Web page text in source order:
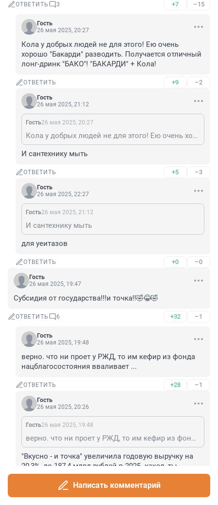
ОТВЕТИТЬ 3 +7 –15
Гость
26 мая 2025, 20:27
Кола у добрых людей не для этого! Ею очень
хорошо "Бакарди" разводить. Получается отличный
лонг-дринк "БАКО"! "БАКАРДИ" + Кола!
ОТВЕТИТЬ +9 –2
Гость
26 мая 2025, 21:12
Гость26 мая 2025, 20:27
Кола у добрых людей не для этого! Ею очень хорошо "Бакарди" разводить. Получается отличный лонг-дринк "БАКО"! "БАКАРДИ" + Кола!
И сантехнику мыть
ОТВЕТИТЬ +5 –3
Гость
26 мая 2025, 22:27
Гость26 мая 2025, 21:12
И сантехнику мыть
для уеитазов
ОТВЕТИТЬ +0 –0
Гость
26 мая 2025, 19:47
Субсидия от государства!!!и точка!!🤣😂🤣
ОТВЕТИТЬ 6 +32 –1
Гость
26 мая 2025, 19:48
верно. что ни проет у РЖД, то им кефир из фонда
нацблагосостояния вваливает ...
ОТВЕТИТЬ +28 –1
Гость
26 мая 2025, 20:26
Гость26 мая 2025, 19:48
верно. что ни проет у РЖД, то им кефир из фонда нацблагосостояния вваливает ...
"Вкусно - и точка" увеличила годовую выручку на
20,3%, до 187,4 млрд рублей в 2025. какел, ты
скучен...
Написать комментарий